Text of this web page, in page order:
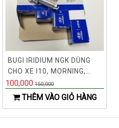
BUGI IRIDIUM NGK DÙNG
CHO XE I10, MORNING,
ACCENT, RIO, AVANTE,
ELANTRA, K3, CERATO,
FORTE
100,000 150,000
THÊM VÀO GIỎ HÀNG